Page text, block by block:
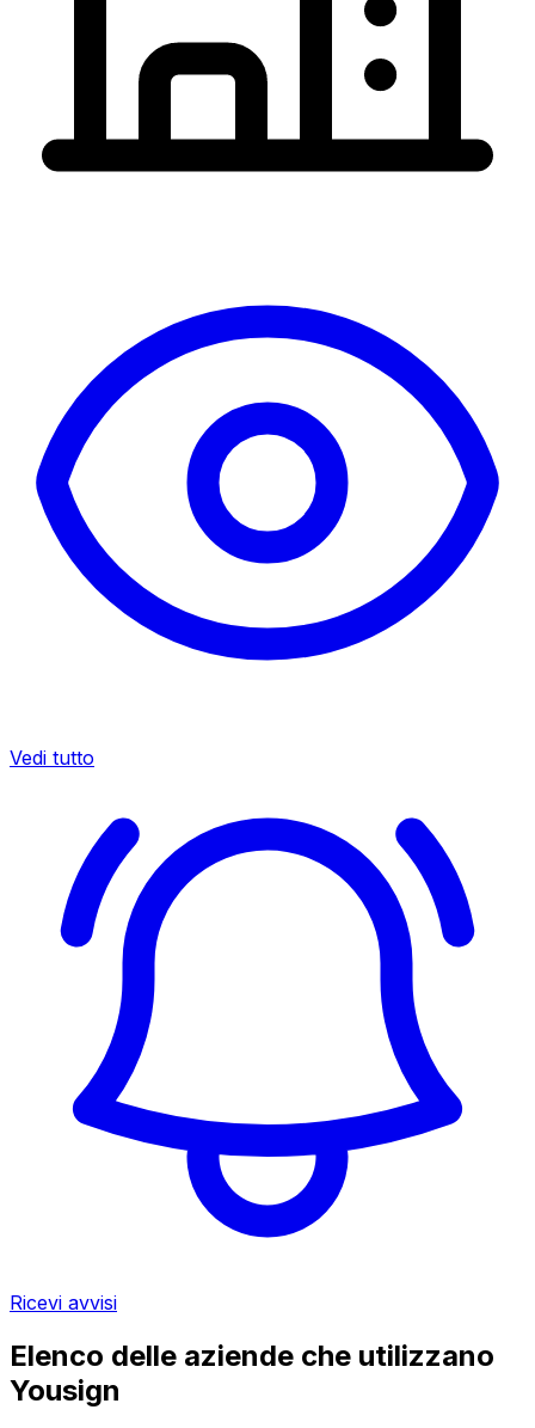
Vedi tutto
Ricevi avvisi
Elenco delle aziende che utilizzano
Yousign